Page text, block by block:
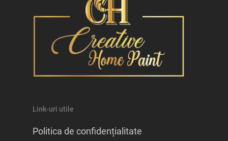
Link-uri utile
Politica de confidențialitate